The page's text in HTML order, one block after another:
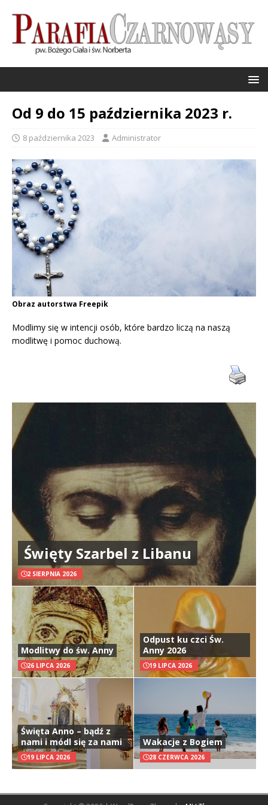
Od 9 do 15 października 2023 r.
8 października 2023 Administrator
Obraz autorstwa Freepik
Modlimy się w intencji osób, które bardzo liczą na naszą
modlitwę i pomoc duchową.
Święty Szarbel z Libanu
2 SIERPNIA 2026
Modlitwy do św. Anny
26 LIPCA 2026
Odpust ku czci Św.
Anny 2026
19 LIPCA 2026
Święta Anno – bądź z
nami i módl się za nami
19 LIPCA 2026
Wakacje z Bogiem
28 CZERWCA 2026